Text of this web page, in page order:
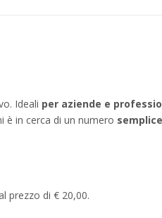
Ideali per aziende e
è in cerca di un numero
prezzo di € 20,00.